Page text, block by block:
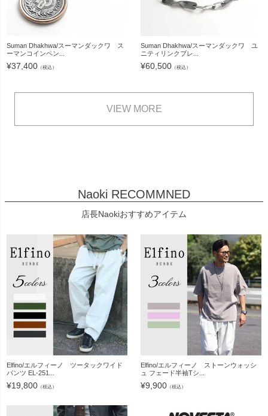
Suman Dhakhwa/スーマンダックワ ス
ーマンコインペン...
¥37,400 （税込）
Suman Dhakhwa/スーマンダックワ ユ
ニティリンクブレ...
¥60,500 （税込）
VIEW MORE
Naoki RECOMMNED
店長Naokiおすすめアイテム
Elfino/エルフィーノ ツータックワイド
パンツ EL-251...
¥19,800 （税込）
Elfino/エルフィーノ ストーンウォッシ
ュ フェード半袖Tシ...
¥9,900 （税込）